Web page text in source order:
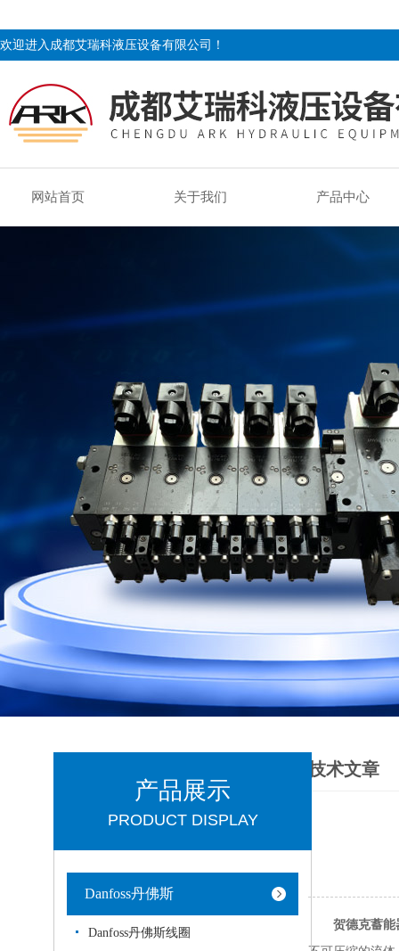
欢迎进入成都艾瑞科液压设备有限公司！
网站首页 关于我们 产品中心
产品展示
PRODUCT DISPLAY
Danfoss丹佛斯
Danfoss丹佛斯线圈
技术文章
贺德克蓄能